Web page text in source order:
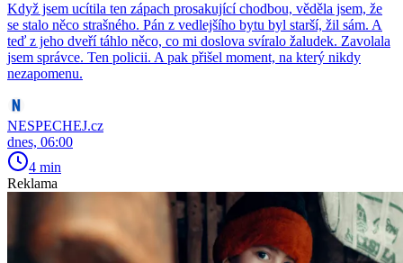
Když jsem ucítila ten zápach prosakující chodbou, věděla jsem, že
se stalo něco strašného. Pán z vedlejšího bytu byl starší, žil sám. A
teď z jeho dveří táhlo něco, co mi doslova svíralo žaludek. Zavolala
jsem správce. Ten policii. A pak přišel moment, na který nikdy
nezapomenu.
NESPECHEJ.cz
dnes, 06:00
4 min
Reklama